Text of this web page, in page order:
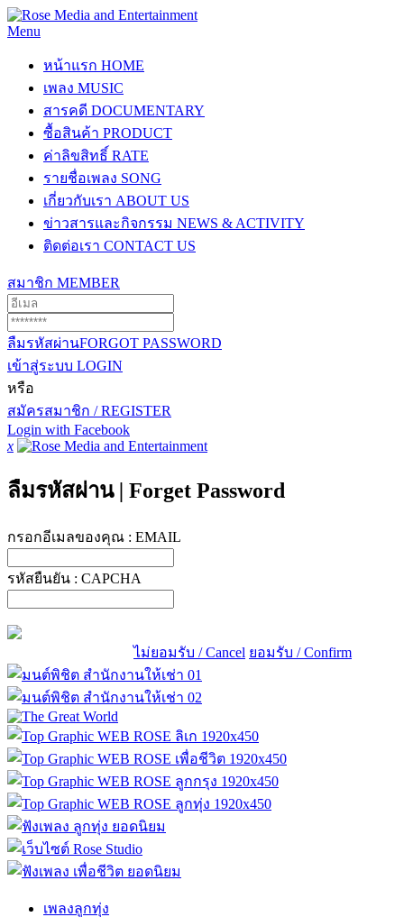
Menu
หน้าแรก HOME
เพลง MUSIC
สารคดี DOCUMENTARY
ซื้อสินค้า PRODUCT
ค่าลิขสิทธิ์ RATE
รายชื่อเพลง SONG
เกี่ยวกับเรา ABOUT US
ข่าวสารและกิจกรรม NEWS & ACTIVITY
ติดต่อเรา CONTACT US
สมาชิก MEMBER
ลืมรหัสผ่านFORGOT PASSWORD
เข้าสู่ระบบ LOGIN
หรือ
สมัครสมาชิก / REGISTER
Login with Facebook
x
ลืมรหัสผ่าน | Forget Password
กรอกอีเมลของคุณ : EMAIL
รหัสยืนยัน : CAPCHA
ไม่ยอมรับ / Cancel ยอมรับ / Confirm
เพลงลูกทุ่ง